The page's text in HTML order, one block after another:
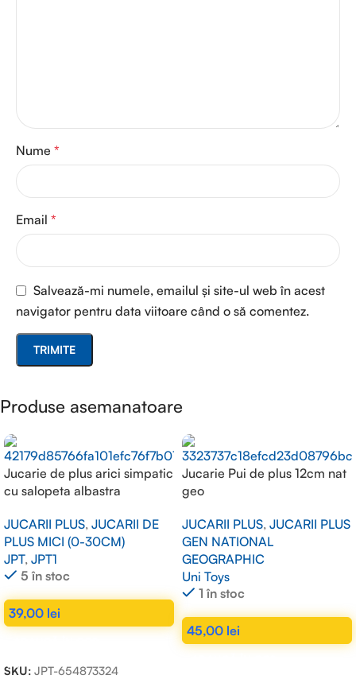
Nume *
Email *
Salvează-mi numele, emailul și site-ul web în acest
navigator pentru data viitoare când o să comentez.
Produse asemanatoare
Jucarie de plus arici simpatic
cu salopeta albastra
JUCARII PLUS, JUCARII DE
PLUS MICI (0-30CM)
JPT, JPT1
5 în stoc
39,00 lei
SKU: JPT-654873324
Jucarie Pui de plus 12cm nat
geo
JUCARII PLUS, JUCARII PLUS
GEN NATIONAL
GEOGRAPHIC
Uni Toys
1 în stoc
45,00 lei